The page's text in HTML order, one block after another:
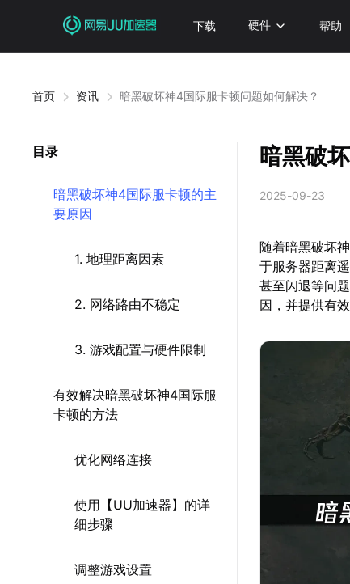
下载 硬件 帮助
首页 资讯 暗黑破坏神4国际服卡顿问题如何解决？
目录
暗黑破坏神4国际服卡顿的主
要原因
1. 地理距离因素
2. 网络路由不稳定
3. 游戏配置与硬件限制
有效解决暗黑破坏神4国际服
卡顿的方法
优化网络连接
使用【UU加速器】的详
细步骤
调整游戏设置
暗黑破
2025-09-23
随着暗黑破坏
于服务器距离
甚至闪退等问
因，并提供有